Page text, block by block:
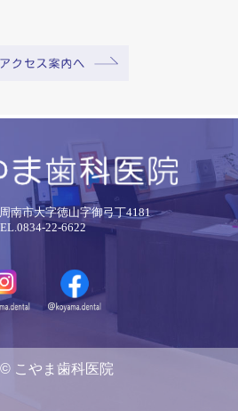
南市大字徳山字御弓丁4181
22-6622
こやま歯科医院